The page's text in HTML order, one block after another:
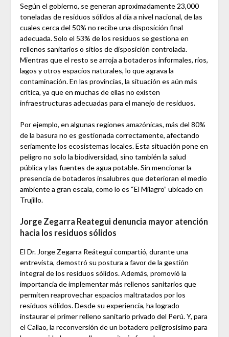
Según el gobierno, se generan aproximadamente 23,000
toneladas de residuos sólidos al día a nivel nacional, de las
cuales cerca del 50% no recibe una disposición final
adecuada. Solo el 53% de los residuos se gestiona en
rellenos sanitarios o sitios de disposición controlada.
Mientras que el resto se arroja a botaderos informales, ríos,
lagos y otros espacios naturales, lo que agrava la
contaminación. En las provincias, la situación es aún más
crítica, ya que en muchas de ellas no existen
infraestructuras adecuadas para el manejo de residuos.
Por ejemplo, en algunas regiones amazónicas, más del 80%
de la basura no es gestionada correctamente, afectando
seriamente los ecosistemas locales. Esta situación pone en
peligro no solo la biodiversidad, sino también la salud
pública y las fuentes de agua potable. Sin mencionar la
presencia de botaderos insalubres que deterioran el medio
ambiente a gran escala, como lo es “El Milagro” ubicado en
Trujillo.
Jorge Zegarra Reategui denuncia mayor atención
hacia los residuos sólidos
El Dr. Jorge Zegarra Reátegui compartió, durante una
entrevista, demostró su postura a favor de la gestión
integral de los residuos sólidos. Además, promovió la
importancia de implementar más rellenos sanitarios que
permiten reaprovechar espacios maltratados por los
residuos sólidos. Desde su experiencia, ha logrado
instaurar el primer relleno sanitario privado del Perú. Y, para
el Callao, la reconversión de un botadero peligrosísimo para